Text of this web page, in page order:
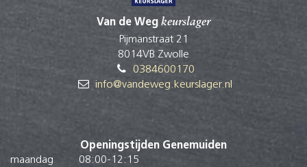
Van de Weg keurslager
Pijmanstraat 21
8014VB Zwolle
0384600170
info@vandeweg.keurslager.nl
Openingstijden Genemuiden
maandag
08:00-12:15